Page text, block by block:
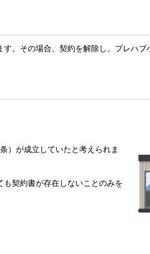
。その場合、契約を解除し、プレハブ
）が成立していたと考えられま
契約書が存在しないことのみを